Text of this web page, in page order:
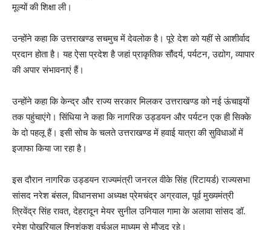
मूल्यों की शिक्षा ली।
उन्होंने कहा कि उत्तराखण्ड सचमुच में देवलोक है। पूरे देश को यहीं से आशीर्वाद
प्रदान होता है। यह ऐसा प्रदेश है जहां प्राकृतिक सौंदर्य, पर्यटन, उद्योग, व्यापार
की अपार संभावनाएं हैं।
उन्होंने कहा कि केन्द्र और राज्य सरकार मिलकर उत्तराखण्ड को नई ऊंचाइयों
तक पहुंचाएंगे। सिंधिया ने कहा कि नागरिक उड्डयन और पर्यटन एक ही सिक्के
के दो पहलू हैं। इसी सोच के चलते उत्तराखण्ड में हवाई यात्रा की सुविधाओं में
इजाफा किया जा रहा है।
इस दौरान नागरिक उड्डयन राज्यमंत्री जनरल वीके सिंह (रिटायर्ड) राज्यसभा
सांसद नरेश बंसल, विधानसभा अध्यक्ष प्रेमचंद्र अग्रवाल, पूर्व मुख्यमंत्री
त्रिवेंद्र सिंह रावत, देहरादून मेयर सुनील उनियाल गामा के अलावा सांसद डॉ.
रमेश पोखरियाल श्निशंकश् वर्चुअल माध्यम से मौजूद रहे।